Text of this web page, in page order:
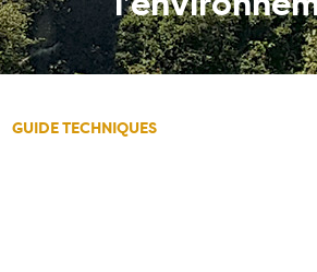
GUIDE TECHNIQUES